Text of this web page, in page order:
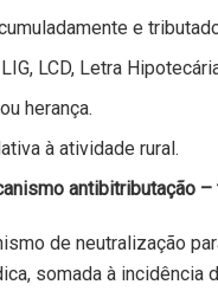
e
LIG, LCD, Letra
herança.
à atividade rural.
antibitributação
de neutralização
somada à